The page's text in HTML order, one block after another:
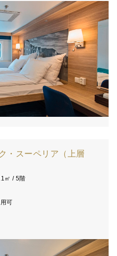
・スーペリア（上層
㎡ / 5階
可